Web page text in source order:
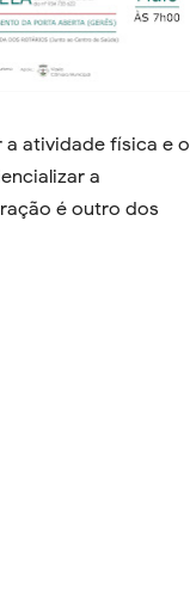
a atividade física e o
a
é outro dos